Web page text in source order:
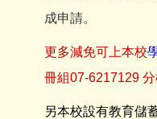
成申請。
更多減免可上本校
冊組07-6217129
另本校設有教育儲